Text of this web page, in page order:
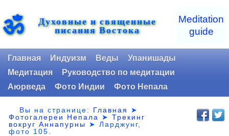
ॐ Духовные и священные
писания Востока
Meditation
guide
Главная Индуизм Веды
Упанишады
Медитация
Руководство по медитации
Аюрведа
Фото Индии Фото Непала
Вы на странице: Главная
➤
Фотогалереи Непала
➤Трекинг
вокруг Аннапурны ➤ Ларджунг,
фото 105.